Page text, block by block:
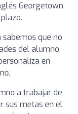
Georgetown
que no
del alumno
en
a trabajar de
sus metas en el